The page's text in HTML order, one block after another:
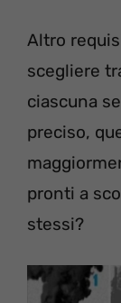
Altro
scegliere
ciascuna
preciso,
pronti a
stessi?